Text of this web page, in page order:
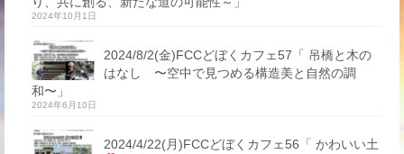
2024年10月1日
2024/8/2(金)FCCどぼくカフェ57「 吊橋と木の
はなし 〜空中で見つめる構造美と自然の調
和〜」
2024年6月10日
2024/4/22(月)FCCどぼくカフェ56「 かわいい土